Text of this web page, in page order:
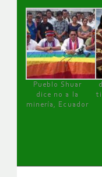
Pueblo Shuar
dice no a la
minería, Ecuador